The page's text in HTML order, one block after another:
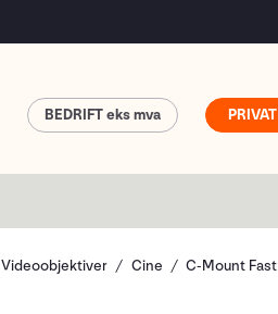
PRIVAT
BEDRIFT
Videoobjektiver Cine C-Mount Fast